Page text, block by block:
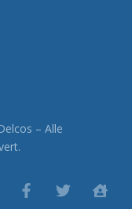
– Alle